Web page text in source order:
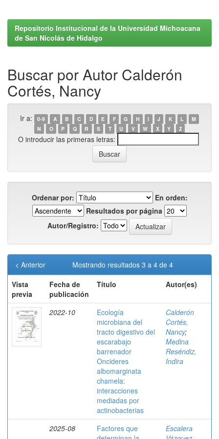
Repositorio Institucional de la Universidad Michoacana
de San Nicolás de Hidalgo
Buscar por Autor Calderón
Cortés, Nancy
Ir a: 0-9 A B C D E F G H I J K L
M
N
O P Q R S T U V W X Y Z
O introducir las primeras letras:
Ordenar por:
En orden:
Resultados por página
Autor/Registro:
Mostrando resultados 3 a 4 de 4
< Anterior
Vista
previa
Fecha de
publicación
Título Autor(es)
2022-10
Ecología
microbiana del
tracto digestivo del
escarabajo
barrenador
Oncideres
albomarginata
chamela:
interacciones
mediadas por
actinobacterias
Calderón
Cortés,
Nancy;
Medina
Reséndiz,
Indira
2025-08
Factores que
Escalera